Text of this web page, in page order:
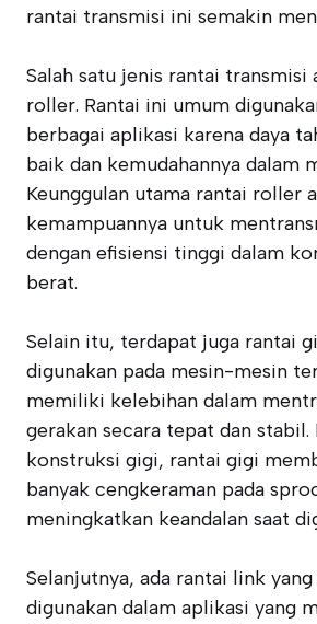
rantai transmisi ini semakin
Salah satu jenis rantai transmisi
roller. Rantai ini umum
berbagai aplikasi karena daya
baik dan kemudahannya dalam
Keunggulan utama rantai roller
kemampuannya untuk
dengan efisiensi tinggi dalam
berat.
Selain itu, terdapat juga rantai
digunakan pada mesin-mesin
memiliki kelebihan dalam
gerakan secara tepat dan stabil.
konstruksi gigi, rantai gigi
banyak cengkeraman pada
meningkatkan keandalan saat
Selanjutnya, ada rantai link
digunakan dalam aplikasi yang